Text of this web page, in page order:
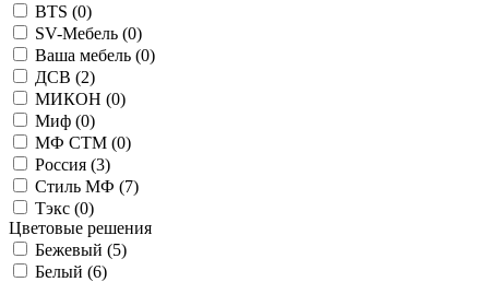
BTS (0)
SV-Мебель (0)
Ваша мебель (0)
ДСВ (2)
МИКОН (0)
Миф (0)
МФ СТМ (0)
Россия (3)
Стиль МФ (7)
Тэкс (0)
Цветовые решения
Бежевый (5)
Белый (6)